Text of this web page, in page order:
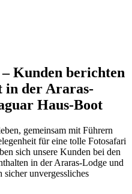
Kunden berichten
in der Araras-
Haus-Boot
gemeinsam mit Führern
für eine tolle Fotosafari
sich unsere Kunden bei den
in der Araras-Lodge und
unvergessliches